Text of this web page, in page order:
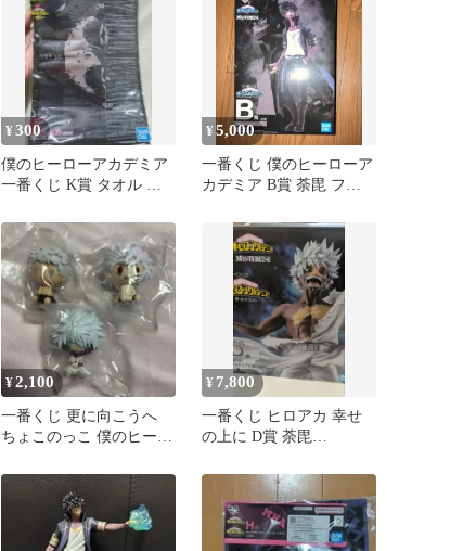
¥300
僕のヒーローアカデミア
一番くじ K賞 タオル 荼
¥5,000
一番くじ 僕のヒーローア
カデミア B賞 荼毘 フィ
¥2,100
一番くじ 更に向こうへ
ちょこのっこ 僕のヒーロ
ヴィラン
¥ 7,800
一番くじ ヒロアカ 幸せ
の上に D賞 荼毘
用